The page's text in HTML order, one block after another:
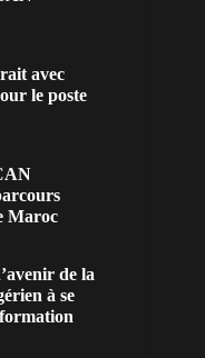
avec
le poste
Maroc
de la
à se